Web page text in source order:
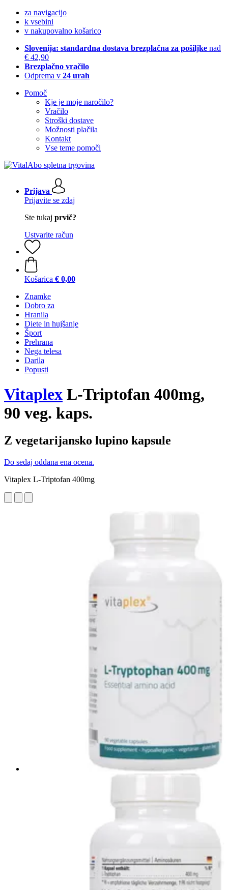
za navigacijo
k vsebini
v nakupovalno košarico
Slovenija: standardna dostava brezplačna za pošiljke nad
€ 42,90
Brezplačno vračilo
Odprema v 24 urah
Pomoč
Kje je moje naročilo?
Vračilo
Stroški dostave
Možnosti plačila
Kontakt
Vse teme pomoči
Prijava
Prijavite se zdaj
Ste tukaj prvič?
Ustvarite račun
Košarica € 0,00
Znamke
Dobro za
Hranila
Diete in hujšanje
Šport
Prehrana
Nega telesa
Darila
Popusti
Vitaplex L-Triptofan 400mg,
90 veg. kaps.
Z vegetarijansko lupino kapsule
Do sedaj oddana ena ocena.
Vitaplex L-Triptofan 400mg